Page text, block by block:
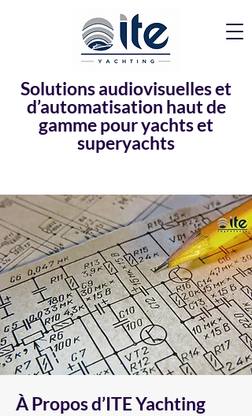
Solutions audiovisuelles et
d’automatisation haut de
gamme pour yachts et
superyachts
À Propos d’ITE Yachting